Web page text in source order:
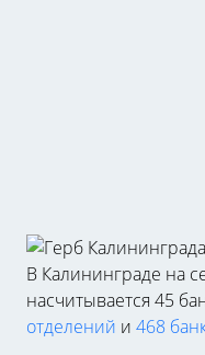
В Калининграде на
насчитывается 45
отделений и 468